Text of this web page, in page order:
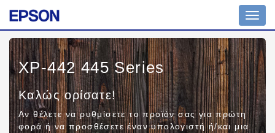
XP-442 445 Series
Καλώς ορίσατε!
Αν θέλετε να ρυθμίσετε το προϊόν σας για πρώτη
φορά ή να προσθέσετε έναν υπολογιστή ή/και μια